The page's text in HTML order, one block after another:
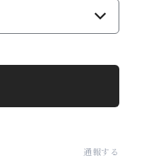
通報する